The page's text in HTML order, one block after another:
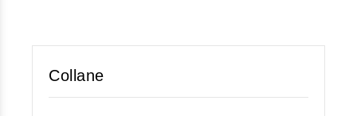
Collane